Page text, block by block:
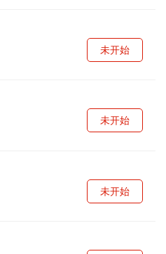
未开始
未开始
未开始